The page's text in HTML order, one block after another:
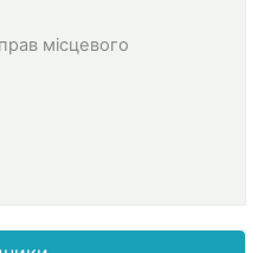
місцевого